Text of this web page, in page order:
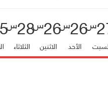
س26س
الأحد
26س
الاثنين
28س
الثلاثاء